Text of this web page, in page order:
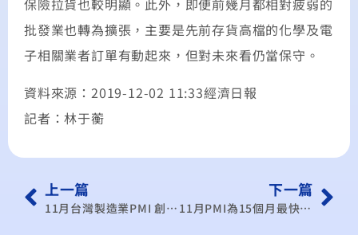
保險拉貨也較明顯。此外，即便前幾月都相對疲弱的
批發業也轉為擴張，主要是先前存貨高檔的化學及電
子相關業者訂單有動起來，但對未來看仍當保守。
資料來源：2019-12-02 11:33經濟日報
記者：林于蘅
上一篇
11月台灣製造業PMI 創15個月來最快擴張速度
下一篇
11月PMI為15個月最快擴張 NMI連9個月擴張